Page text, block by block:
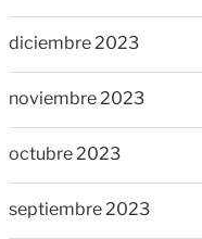
diciembre 2023
noviembre 2023
octubre 2023
septiembre 2023